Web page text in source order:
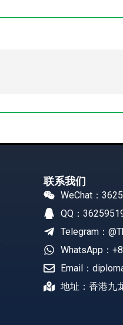
联系我们
WeChat：
QQ：
Telegram：
WhatsApp：
Email：
地址：香港九